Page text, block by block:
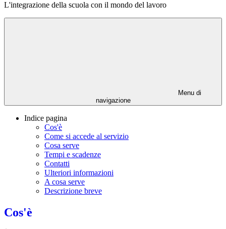
L'integrazione della scuola con il mondo del lavoro
Menu di
navigazione
Indice pagina
Cos'è
Come si accede al servizio
Cosa serve
Tempi e scadenze
Contatti
Ulteriori informazioni
A cosa serve
Descrizione breve
Cos'è